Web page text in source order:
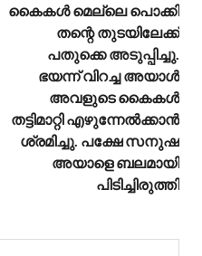
കൈകൾ മെല്ലെ പൊക്കി
തന്റെ തുടയിലേക്ക്
പതുക്കെ അടുപ്പിച്ചു.
ഭയന്ന് വിറച്ച അയാൾ
അവളുടെ കൈകൾ
തട്ടിമാറ്റി എഴുന്നേൽക്കാൻ
ശ്രമിച്ചു. പക്ഷേ സനുഷ
അയാളെ ബലമായി
പിടിച്ചിരുത്തി